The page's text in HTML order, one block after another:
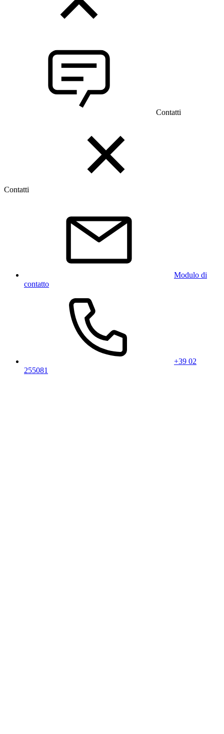
Contatti
Contatti
Modulo di
contatto
+39 02
255081